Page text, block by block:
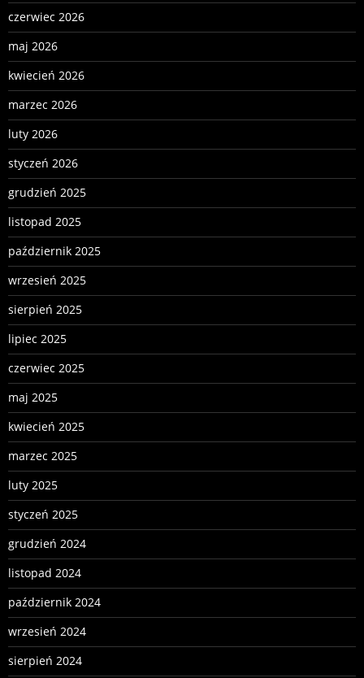
czerwiec 2026
maj 2026
kwiecień 2026
marzec 2026
luty 2026
styczeń 2026
grudzień 2025
listopad 2025
październik 2025
wrzesień 2025
sierpień 2025
lipiec 2025
czerwiec 2025
maj 2025
kwiecień 2025
marzec 2025
luty 2025
styczeń 2025
grudzień 2024
listopad 2024
październik 2024
wrzesień 2024
sierpień 2024